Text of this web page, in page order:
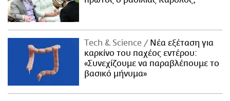
Τech & Science
Νέα εξέταση για
καρκίνο του παχέος εντέρου:
«Συνεχίζουμε να παραβλέπουμε το
βασικό μήνυμα»